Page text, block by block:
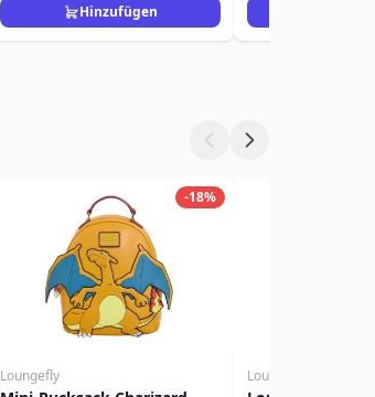
Hinzufügen
-18%
Loungefly Loungefly